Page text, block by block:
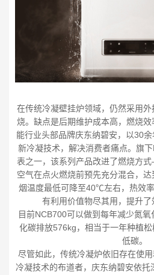
在传统冷凝壁挂炉领域，仍然采用
烧。缺点是后期维护成本高，燃烧
能行业头部品牌庆东纳碧安，以30
新冷凝技术，解决消费者痛点。旗
表之一，该系列产品改进了燃烧方
空气在点火燃烧前预先充分混合，
烟温度最低可降至40℃左右，热效
有利用价值物尽其用，提升了
目前NCB700可以做到每年减少氮
化碳排放576kg，相当于一年种植
低碳。
尽管如此，传统冷凝炉依旧存在使
冷凝技术的布道者，庆东纳碧安依托